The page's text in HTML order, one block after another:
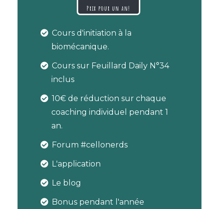
Prix pour un an!
Cours d'initiation à la
biomécanique.
Cours sur Feuillard Daily N°34
inclus
10€ de réduction sur chaque
coaching individuel pendant 1
an.
Forum #cellonerds
L'application
Le blog
Bonus pendant l'année